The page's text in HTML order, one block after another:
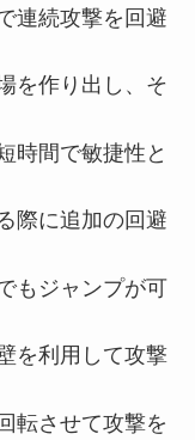
連続攻撃を回避
を作り出し、そ
時間で敏捷性と
際に追加の回避
もジャンプが可
を利用して攻撃
転させて攻撃を